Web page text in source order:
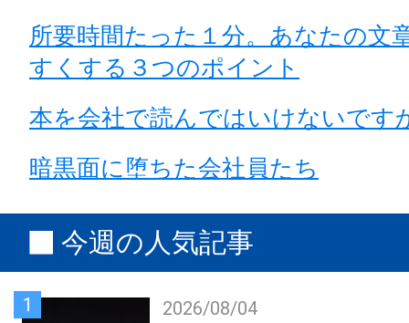
所要時間たった１分。あなたの文
すくする３つのポイント
本を会社で読んではいけないです
暗黒面に堕ちた会社員たち
今週の人気記事
1 2026/08/04